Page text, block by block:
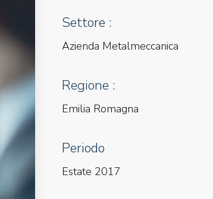
Settore :
Azienda Metalmeccanica
Regione :
Emilia Romagna
Periodo
Estate 2017